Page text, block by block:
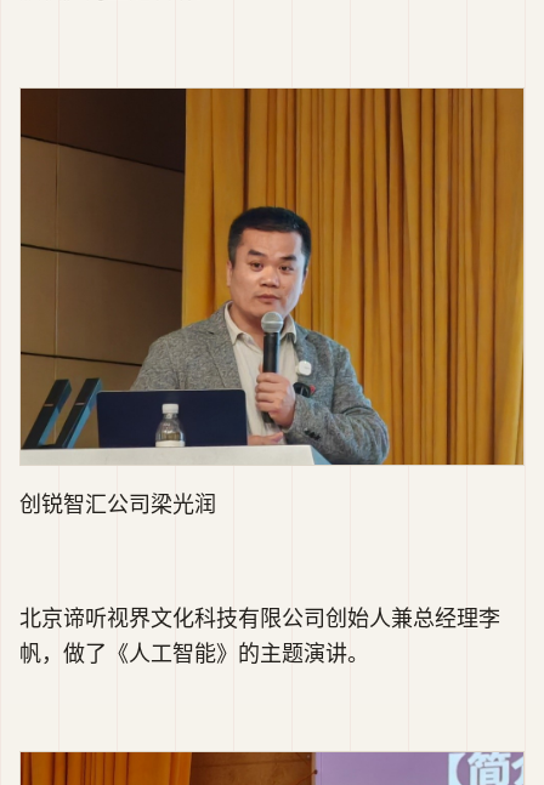
创锐智汇公司梁光润
北京谛听视界文化科技有限公司创始人兼总经理李
帆，做了《人工智能》的主题演讲。